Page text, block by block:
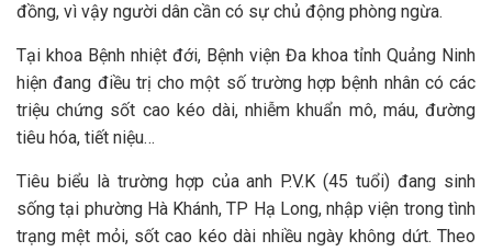
đồng, vì vậy người dân cần có sự chủ động phòng ngừa.
Tại khoa Bệnh nhiệt đới, Bệnh viện Đa khoa tỉnh Quảng Ninh
hiện đang điều trị cho một số trường hợp bệnh nhân có các
triệu chứng sốt cao kéo dài, nhiễm khuẩn mô, máu, đường
tiêu hóa, tiết niệu…
Tiêu biểu là trường hợp của anh P.V.K (45 tuổi) đang sinh
sống tại phường Hà Khánh, TP Hạ Long, nhập viện trong tình
trạng mệt mỏi, sốt cao kéo dài nhiều ngày không dứt. Theo